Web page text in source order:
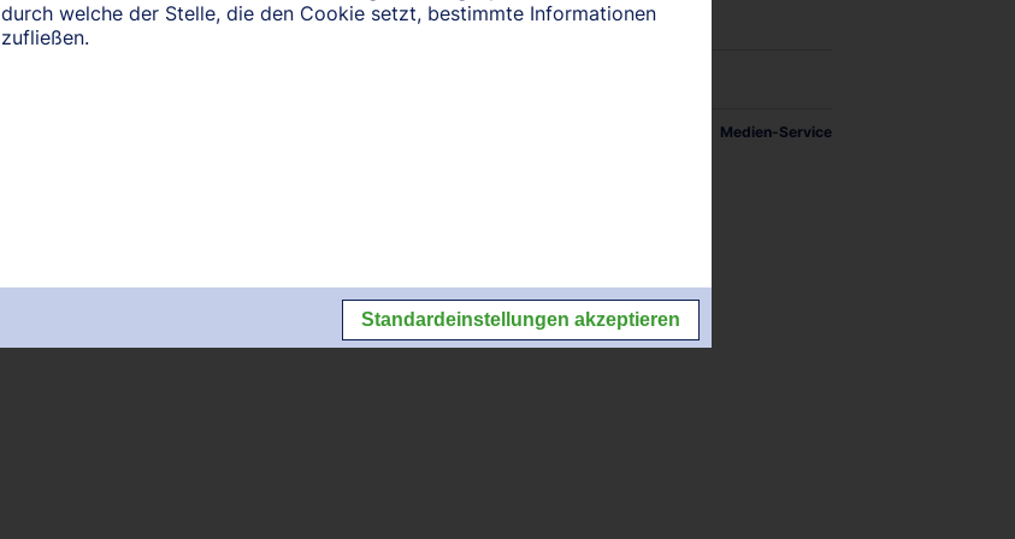
Medien-Service
durch welche der Stelle, die den Cookie setzt, bestimmte Informationen
zufließen.
Standardeinstellungen akzeptieren